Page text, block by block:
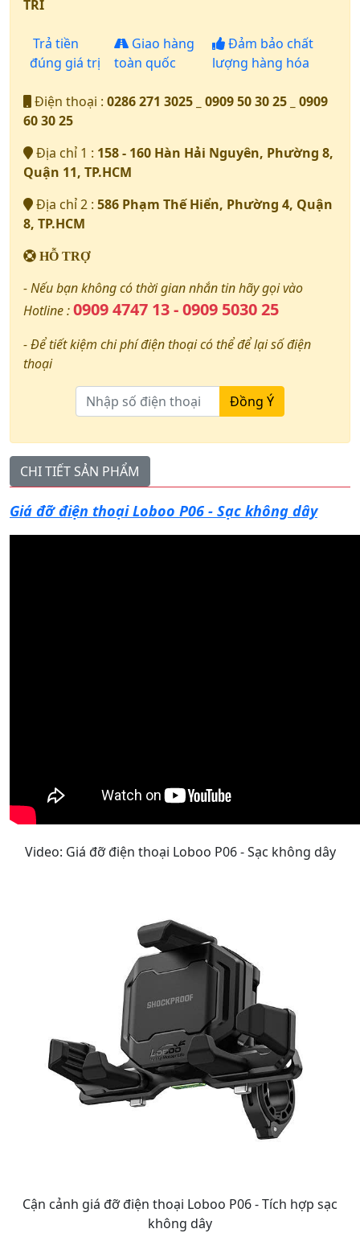
TRÍ
Trả tiền
đúng giá trị
Giao hàng
toàn quốc
Đảm bảo chất
lượng hàng hóa
Điện thoại : 0286 271 3025 _ 0909 50 30 25 _ 0909
60 30 25
Địa chỉ 1 : 158 - 160 Hàn Hải Nguyên, Phường 8,
Quận 11, TP.HCM
Địa chỉ 2 : 586 Phạm Thế Hiển, Phường 4, Quận
8, TP.HCM
HỖ TRỢ
- Nếu bạn không có thời gian nhắn tin hãy gọi vào
Hotline :0909 4747 13 - 0909 5030 25
- Để tiết kiệm chi phí điện thoại có thể để lại số điện
thoại
Đồng Ý
CHI TIẾT SẢN PHẨM
Giá đỡ điện thoại Loboo P06 - Sạc không dây
Video: Giá đỡ điện thoại Loboo P06 - Sạc không dây
Cận cảnh giá đỡ điện thoại Loboo P06 - Tích hợp sạc
không dây